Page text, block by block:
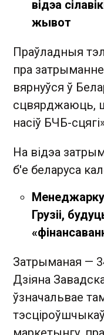
відэа
жывот
Праўладныя
пра
вярнуўся ў
сцвярджаюць,
насіў БЧБ-
На відэа
б'е беларуса
Менеджарку
Грузіі,
Затрыманая —
Дзіяна
ўзначальвае